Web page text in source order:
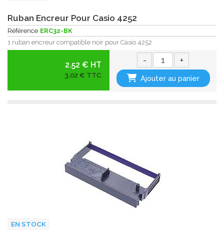
Ruban Encreur Pour Casio 4252
Référence ERC32-BK
1 ruban encreur compatible noir pour Casio 4252
2.52 € HT
3,02 € TTC
- +
Ajouter au panier
EN STOCK